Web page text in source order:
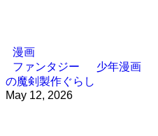
漫画
ファンタジー
少年漫画
の魔剣製作ぐらし
May 12, 2026